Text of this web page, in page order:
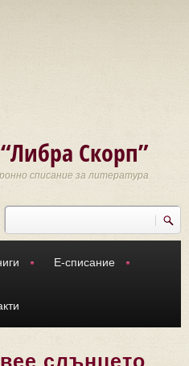
Скорп”
списание за литература
Търси
Е-списание
слънцето